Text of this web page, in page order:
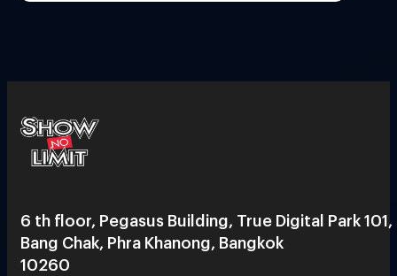
6 th floor, Pegasus Building, True Digital Park 101,
Bang Chak, Phra Khanong, Bangkok
10260